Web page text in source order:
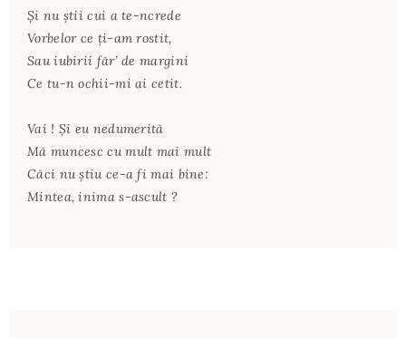
Și nu știi cui a te-ncrede
Vorbelor ce ți-am rostit,
Sau iubirii făr’ de margini
Ce tu-n ochii-mi ai cetit.
Vai ! Și eu nedumerită
Mă muncesc cu mult mai mult
Căci nu știu ce-a fi mai bine:
Mintea, inima s-ascult ?